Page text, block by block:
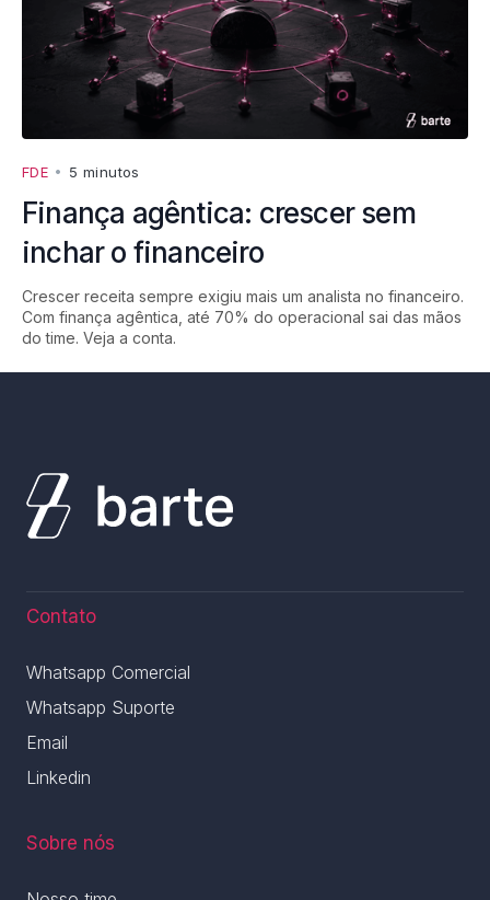
FDE • 5 minutos
Finança agêntica: crescer sem
inchar o financeiro
Crescer receita sempre exigiu mais um analista no financeiro.
Com finança agêntica, até 70% do operacional sai das mãos
do time. Veja a conta.
Contato
Whatsapp Comercial
Whatsapp Suporte
Email
Linkedin
Sobre nós